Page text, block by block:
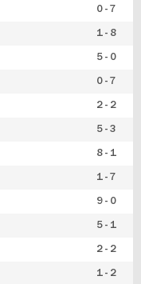
0 - 7
1 - 8
5 - 0
0 - 7
2 - 2
5 - 3
8 - 1
1 - 7
9 - 0
5 - 1
2 - 2
1 - 2